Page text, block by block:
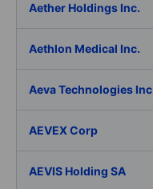
Aether Holdings Inc.
Aethlon Medical Inc.
Aeva Technologies Inc
AEVEX Corp
AEVIS Holding SA